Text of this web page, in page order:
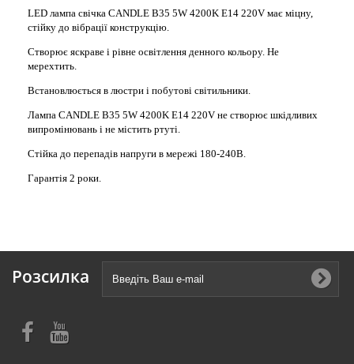
LED лампа свічка CANDLE B35 5W 4200K E14 220V має міцну,
стійку до вібрації конструкцію.
Створює яскраве і рівне освітлення денного кольору. Не
мерехтить.
Встановлюється в люстри і побутові світильники.
Лампа CANDLE B35 5W 4200K E14 220V не створює шкідливих
випромінювань і не містить ртуті.
Стійка до перепадів напруги в мережі 180-240В.
Гарантія 2 роки.
Розсилка